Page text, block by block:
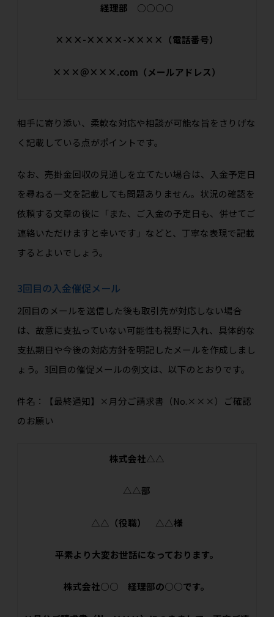
経理部 ○○○○
×××-××××-××××（電話番号）
×××＠×××.com（メールアドレス）
相手に寄り添い、柔軟な対応や相談が可能な旨をさりげな
く記載している点がポイントです。
なお、売掛金回収の見通しを立てたい場合は、入金予定日
を尋ねる一文を記載しても問題ありません。状況の確認を
依頼する文章の後に「また、ご入金の予定日も、併せてご
連絡いただけますと幸いです」などと、丁寧な表現で記載
するとよいでしょう。
3回目の入金催促メール
2回目のメールを送信した後も取引先が対応しない場合
は、故意に支払っていない可能性も視野に入れ、具体的な
支払期日や今後の対応方針を明記したメールを作成しまし
ょう。3回目の催促メールの例文は、以下のとおりです。
件名：【最終通知】×月分ご請求書（No.×××）ご確認
のお願い
株式会社△△
△△部
△△（役職） △△様
平素より大変お世話になっております。
株式会社○○ 経理部の○○です。